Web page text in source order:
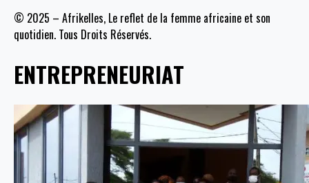
© 2025 – Afrikelles, Le reflet de la femme africaine et son
quotidien. Tous Droits Réservés.
ENTREPRENEURIAT